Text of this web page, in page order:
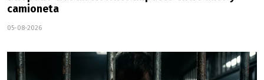
camioneta
05-08-2026